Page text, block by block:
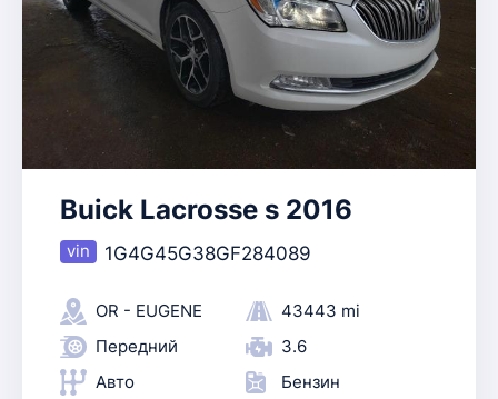
Buick Lacrosse s 2016
1G4G45G38GF284089
OR - EUGENE
43443 mi
Передний
3.6
Авто
Бензин